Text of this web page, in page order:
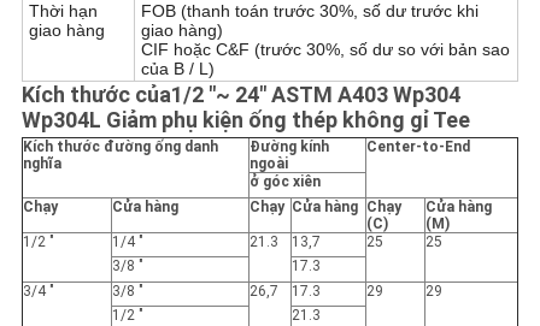
Thời hạn
giao hàng
FOB (thanh toán trước 30%, số dư trước khi
giao hàng)
CIF hoặc C&F (trước 30%, số dư so với bản sao
của B / L)
Kích thước của1/2 "~ 24" ASTM A403 Wp304
Wp304L Giảm phụ kiện ống thép không gỉ Tee
Kích thước đường ống danh
nghĩa
Đường kính
ngoài
Center-to-End
ở góc xiên
Chạy
Cửa hàng Chạy Cửa hàng Chạy
(C)
Cửa hàng
(M)
1/2 "
1/4 " 21.3 13,7 25
25
3/8 "
17.3
3/4 "
3/8 " 26,7 17.3 29
29
1/2 "
21.3